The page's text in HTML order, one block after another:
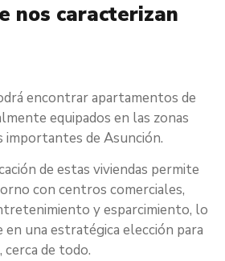
nos caracterizan
encontrar apartamentos de
equipados en las zonas
importantes de Asunción.
de estas viviendas permite
con centros comerciales,
y esparcimiento, lo
una estratégica elección para
de todo.